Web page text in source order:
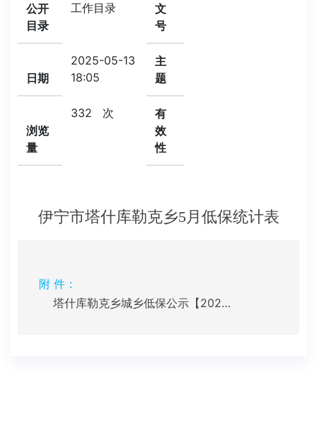
公开
目录
工作目录
文
号
日期
2025-05-13
18:05
主
题
浏览
量
332 次
有
效
性
伊宁市塔什库勒克乡5月低保统计表
附 件：
塔什库勒克乡城乡低保公示【2025.05】.xlsx